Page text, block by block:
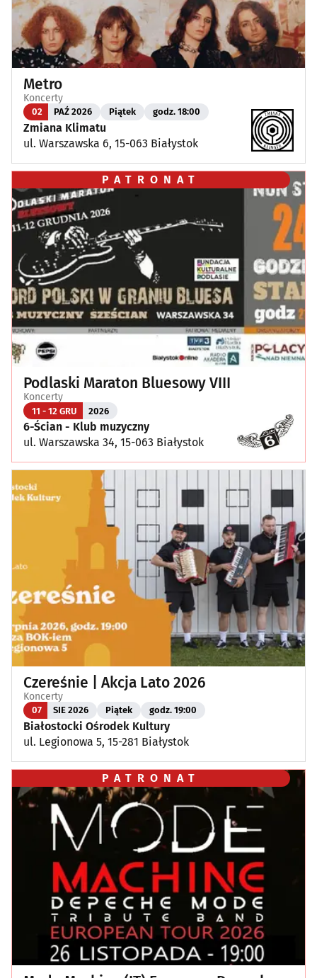
Metro
Koncerty
02 PAŹ 2026 Piątek godz. 18:00
Zmiana Klimatu
ul. Warszawska 6, 15-063 Białystok
PATRONAT
Podlaski Maraton Bluesowy VIII
Koncerty
11 - 12 GRU 2026
6-Ścian - Klub muzyczny
ul. Warszawska 34, 15-063 Białystok
Czereśnie | Akcja Lato 2026
Koncerty
07 SIE 2026 Piątek godz. 19:00
Białostocki Ośrodek Kultury
ul. Legionowa 5, 15-281 Białystok
PATRONAT